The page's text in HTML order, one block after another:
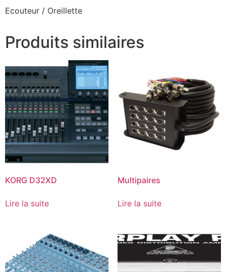
Ecouteur / Oreillette
Produits similaires
KORG D32XD
Lire la suite
Multipaires
Lire la suite